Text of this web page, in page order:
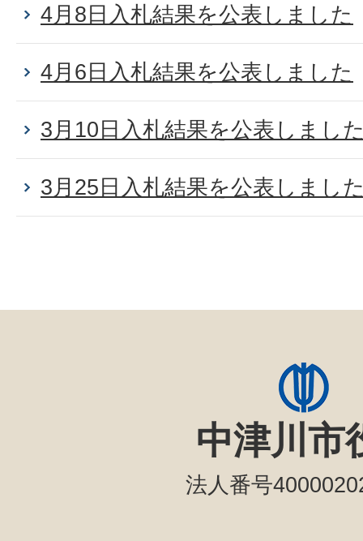
4月8日入札結果を公表しました
4月6日入札結果を公表しました
3月10日入札結果を公表しまし
3月25日入札結果を公表しまし
中津川市
法人番号